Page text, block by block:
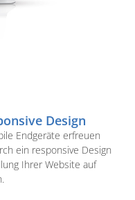
Design
Endgeräte erfreuen
ein responsive Design
Ihrer Website auf